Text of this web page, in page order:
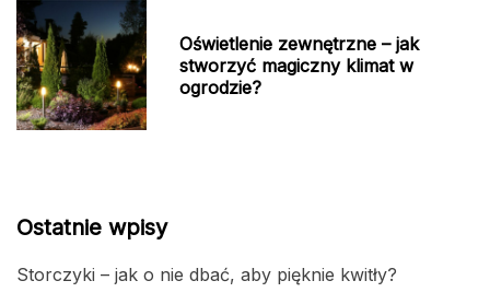
Oświetlenie zewnętrzne – jak
stworzyć magiczny klimat w
ogrodzie?
Ostatnie wpisy
Storczyki – jak o nie dbać, aby pięknie kwitły?